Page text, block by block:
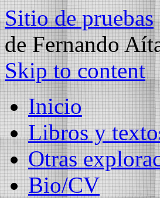
Sitio de pruebas
de Fernando
Skip to content
Inicio
Libros y
Otras
Bio/CV